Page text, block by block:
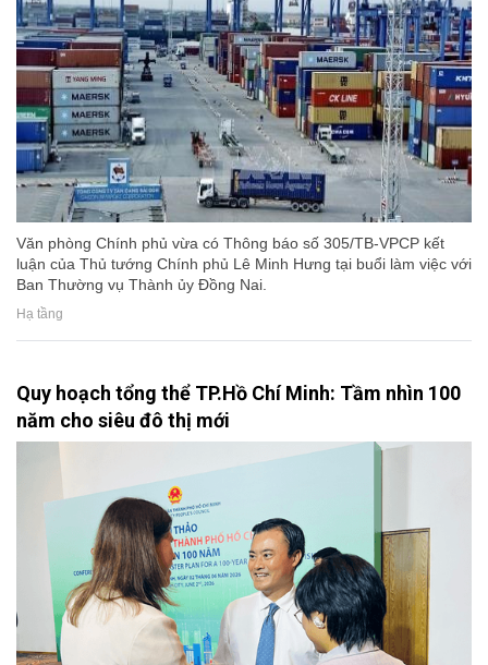
Văn phòng Chính phủ vừa có Thông báo số 305/TB-VPCP kết
luận của Thủ tướng Chính phủ Lê Minh Hưng tại buổi làm việc với
Ban Thường vụ Thành ủy Đồng Nai.
Hạ tầng
Quy hoạch tổng thể TP.Hồ Chí Minh: Tầm nhìn 100
năm cho siêu đô thị mới